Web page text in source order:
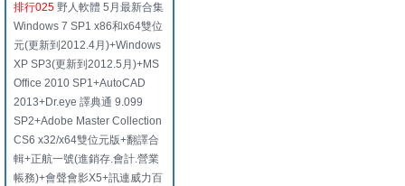
排行025 野人軟體 5月最新合集
Windows 7 SP1 x86和x64雙位
元(更新到2012.4月)+Windows
XP SP3(更新到2012.5月)+MS
Office 2010 SP1+AutoCAD
2013+Dr.eye 譯典通 9.099
SP2+Adobe Master Collection
CS6 x32/x64雙位元版+翻譯合
輯+正航一號(進銷存.會計.營業
帳務)+會聲會影X5+訊連威力百